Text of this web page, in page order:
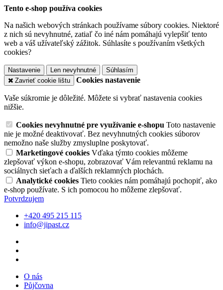
Tento e-shop používa cookies
Na našich webových stránkach používame súbory cookies. Niektoré
z nich sú nevyhnutné, zatiaľ čo iné nám pomáhajú vylepšiť tento
web a váš užívateľský zážitok. Súhlasíte s používaním všetkých
cookies?
Nastavenie Len nevyhnutné
Súhlasím
Zavrieť cookie lištu
Cookies nastavenie
Vaše súkromie je dôležité. Môžete si vybrať nastavenia cookies
nižšie.
Cookies nevyhnutné pre využívanie e-shopu Toto nastavenie
nie je možné deaktivovať. Bez nevyhnutných cookies súborov
nemožno naše služby zmysluplne poskytovať.
Marketingové cookies Vďaka týmto cookies môžeme
zlepšovať výkon e-shopu, zobrazovať Vám relevantnú reklamu na
sociálnych sieťach a ďalších reklamných plochách.
Analytické cookies Tieto cookies nám pomáhajú pochopiť, ako
e-shop používate. S ich pomocou ho môžeme zlepšovať.
Potvrdzujem
+420 495 215 115
info@jipast.cz
O nás
Půjčovna